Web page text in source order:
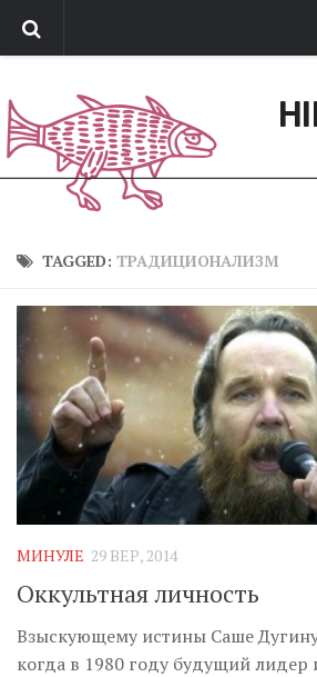
Обратная связь
Поддержать сайт
Зараз
Позиція
Belles lettres
Агітатор
Музика революції
Цитати
TAGGED: ТРАДИЦИОНАЛИЗМ
МИНУЛЕ 29 ВЕР, 2014
Оккультная личность
Взыскующему истины Саше
когда в 1980 году будущий лидер